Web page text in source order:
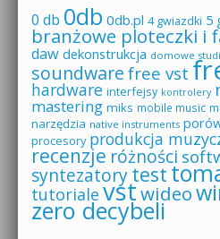
0 db 0db 0db.pl 4 gwiazdki 5
branżowe ploteczki i
daw dekonstrukcja domowe
soundware free vst
hardware interfejsy kontrolery
mastering miks mobile music
narzędzia native instruments
procesory produkcja
recenzje różności
syntezatorytest
tutoriale vstwideo
zero decybeli